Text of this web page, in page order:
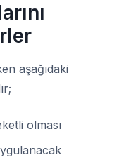
aşağıdaki
olması